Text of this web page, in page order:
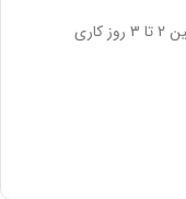
3 روز کاری